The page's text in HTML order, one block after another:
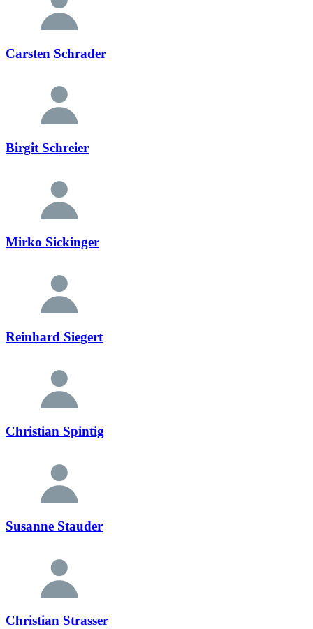
Carsten Schrader
Birgit Schreier
Mirko Sickinger
Reinhard Siegert
Christian Spintig
Susanne Stauder
Christian Strasser